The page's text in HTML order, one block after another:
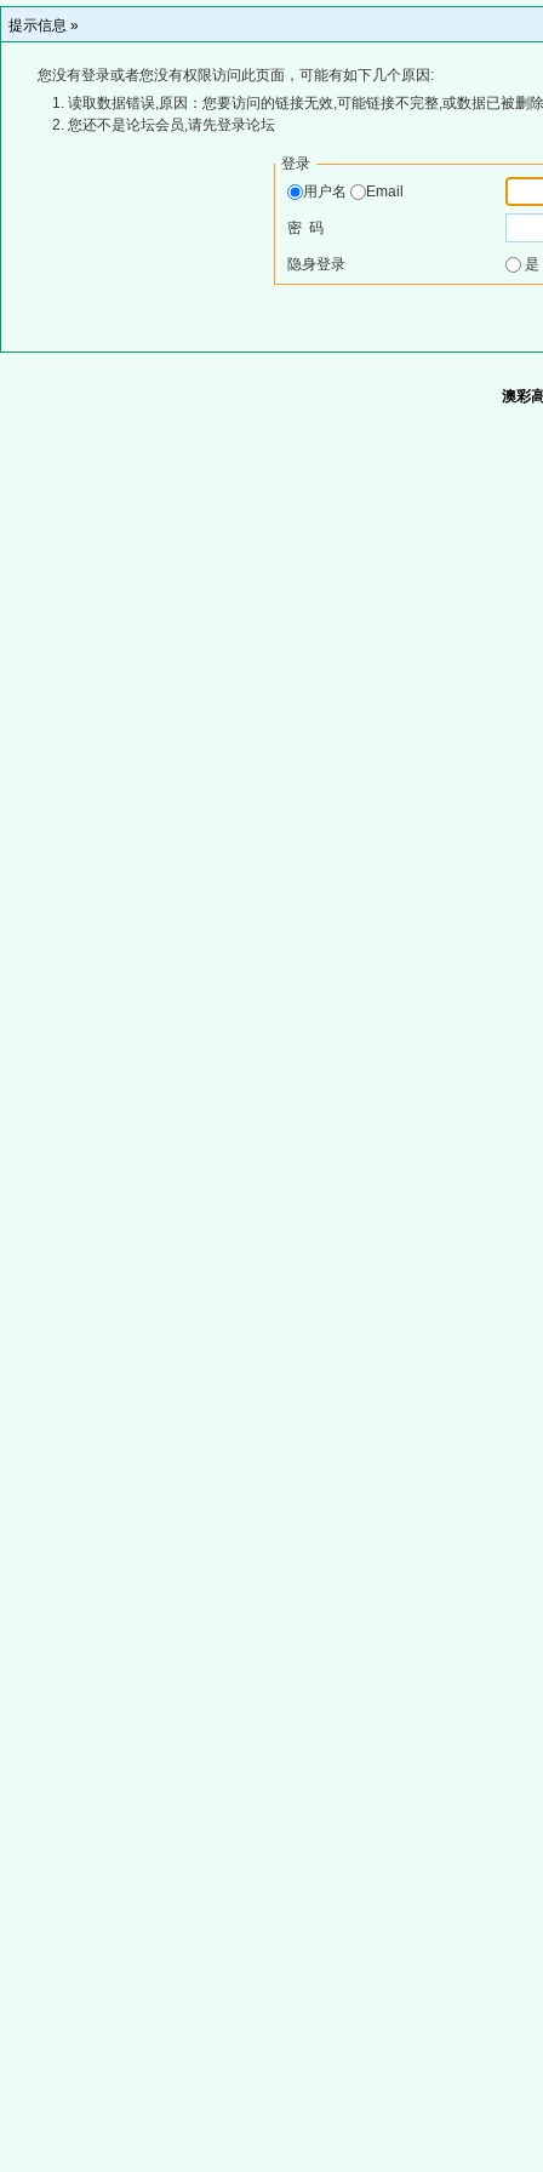
提示信息 »
您没有登录或者您没有权限访问此页面，可能有如下几个原因:
读取数据错误,原因：您要访问的链接无效,可能链接不完整,或数据已被删
您还不是论坛会员,请先登录论坛
登录
用户名
Email
密 码
隐身登录
澳彩